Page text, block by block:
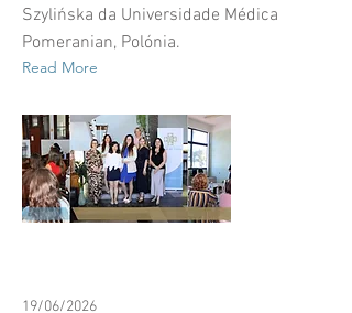
Szylińska da Universidade Médica
Pomeranian, Polónia.
Read More
19/06/2026